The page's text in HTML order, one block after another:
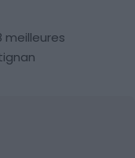
meilleures